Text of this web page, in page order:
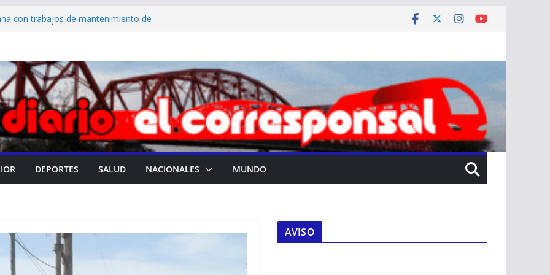
con trabajos de mantenimiento de
que inauguró el gobernador Elías
Terapéutico Educativo Soles
jornada recreativa en la Casa del
DEPORTES SALUD NACIONALES MUNDO
AVISO